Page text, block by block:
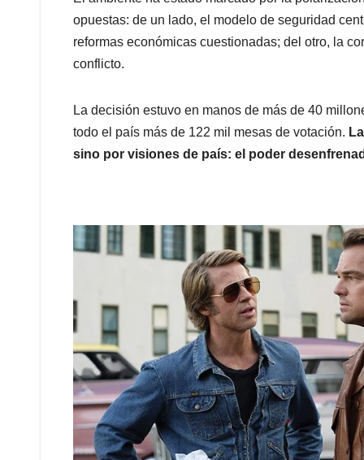
opuestas: de un lado, el modelo de seguridad
reformas económicas cuestionadas; del otro, la
conflicto.
La decisión estuvo en manos de más de 40
todo el país más de 122 mil mesas de votación.
sino por visiones de país: el poder